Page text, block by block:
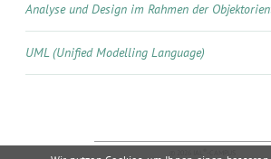
Analyse und Design im Rahmen der
UML (Unified Modelling Language)